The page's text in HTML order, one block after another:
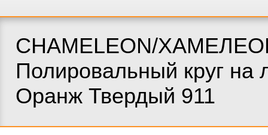
CHAMELEON/
Полировальный круг на
Оранж Твердый 911